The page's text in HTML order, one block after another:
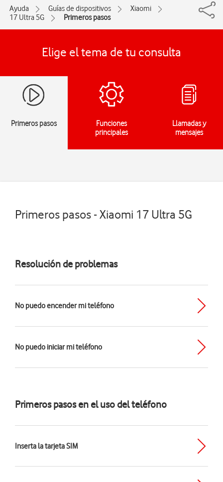
Ayuda Guías de dispositivos
Xiaomi
17 Ultra 5G
Primeros pasos
Elige el tema de tu consulta
Primeros pasos
Funciones
principales
Llamadas y
mensajes
Primeros pasos - Xiaomi 17 Ultra 5G
Resolución de problemas
No puedo encender mi teléfono
No puedo iniciar mi teléfono
Primeros pasos en el uso del teléfono
Inserta la tarjeta SIM